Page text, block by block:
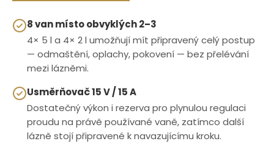
8 van místo obvyklých 2–3
4× 5 l a 4× 2 l umožňují mít připravený celý postup
— odmaštění, oplachy, pokovení — bez přelévání
mezi lázněmi.
Usměrňovač 15 V / 15 A
Dostatečný výkon i rezerva pro plynulou regulaci
proudu na právě používané vaně, zatímco další
lázně stojí připravené k navazujícímu kroku.